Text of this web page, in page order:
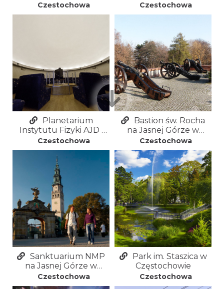
Częstochowa Częstochowa
Planetarium
Instytutu Fizyki AJD i
Kino Sferyczne w
Częstochowie
Częstochowa
Bastion św. Rocha
na Jasnej Górze w
Częstochowie
Częstochowa
Sanktuarium NMP
na Jasnej Górze w
Częstochowie (Jasna
Góra)
Częstochowa
Park im. Staszica w
Częstochowie
Częstochowa